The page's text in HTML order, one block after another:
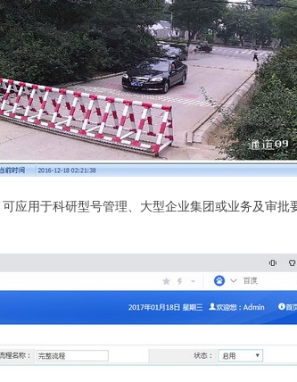
应用于科研型号管理、大型企业集团或业务及审批